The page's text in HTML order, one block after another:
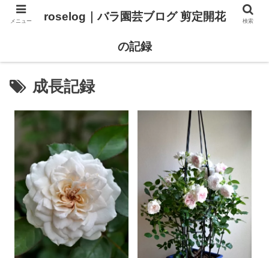
成長記録
メニュー roselog｜バラ園芸ブログ 剪定開花
の記録
検索